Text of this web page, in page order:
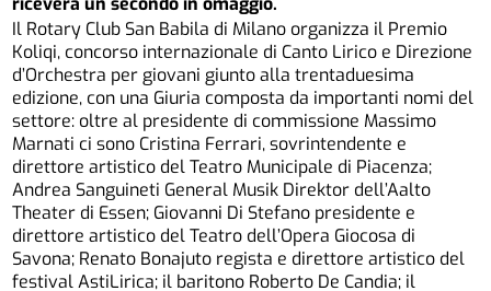
Il Rotary Club San Babila di Milano organizza il Premio
Koliqi, concorso internazionale di Canto Lirico e Direzione
d’Orchestra per giovani giunto alla trentaduesima
edizione, con una Giuria composta da importanti nomi del
settore: oltre al presidente di commissione Massimo
Marnati ci sono Cristina Ferrari, sovrintendente e
direttore artistico del Teatro Municipale di Piacenza;
Andrea Sanguineti General Musik Direktor dell’Aalto
Theater di Essen; Giovanni Di Stefano presidente e
direttore artistico del Teatro dell’Opera Giocosa di
Savona; Renato Bonajuto regista e direttore artistico del
festival AstiLirica; il baritono Roberto De Candia; il